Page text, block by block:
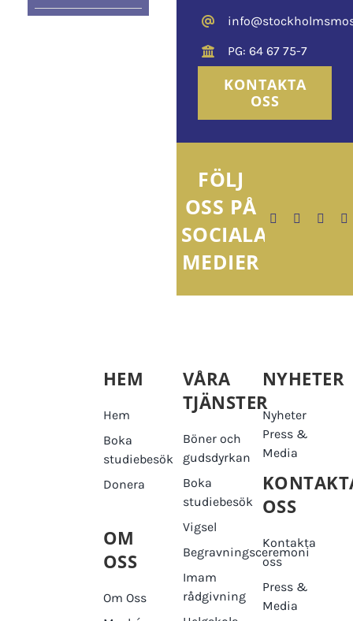
PG: 64 67 75-7
KONTAKTA
OSS
FÖLJ
OSS PÅ
SOCIALA
MEDIER
HEM
Hem
Boka
studiebesök
Donera
OM
OSS
Om Oss
VÅRA
TJÄNSTER
Böner och
gudsdyrkan
Boka
studiebesök
Vigsel
Begravningsceremoni
Imam
rådgivning
NYHETER
Nyheter
Press &
Media
OSS
Kontakta
oss
Press &
Media